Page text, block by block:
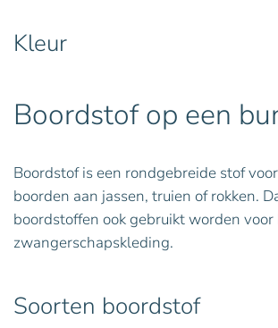
Kleur
Boordstof op een
Boordstof is een rondgebreide stof
boorden aan jassen, truien of rokken.
boordstoffen ook gebruikt worden voor
zwangerschapskleding.
Soorten boordstof